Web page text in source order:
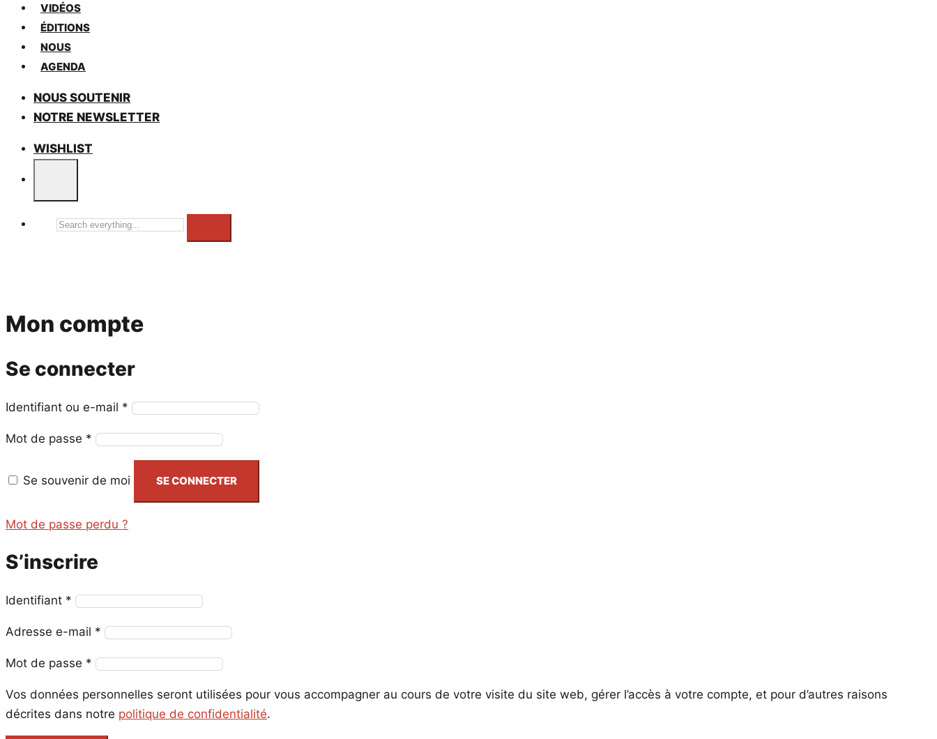
VIDÉOS
ÉDITIONS
NOUS
AGENDA
NOUS SOUTENIR
NOTRE NEWSLETTER
WISHLIST
Search
Mon compte
Se connecter
Identifiant ou e-mail * Obligatoire
Mot de passe * Obligatoire
Se souvenir de moi SE CONNECTER
Mot de passe perdu ?
S’inscrire
Identifiant * Obligatoire
Adresse e-mail * Obligatoire
Mot de passe * Obligatoire
Vos données personnelles seront utilisées pour vous accompagner au cours de votre visite du site web, gérer l’accès à votre compte, et pour d’autres raisons
décrites dans notre politique de confidentialité.